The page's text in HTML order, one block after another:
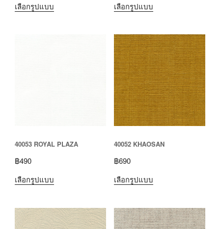
เลือกรูปแบบ
เลือกรูปแบบ
40053 ROYAL PLAZA
฿490
เลือกรูปแบบ
40052 KHAOSAN
฿690
เลือกรูปแบบ